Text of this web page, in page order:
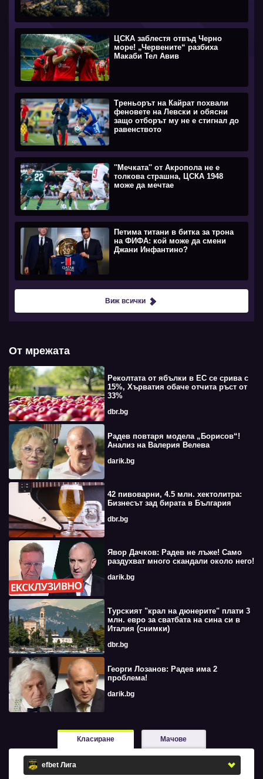
ЦСКА заблестя отвъд Черно
море! „Червените“ разбиха
Макаби Тел Авив
Треньорът на Кайрат похвали
феновете на Левски и обясни
защо отборът му не е стигнал до
равенството
''Мечката'' от Акропола не е
толкова страшна, ЦСКА 1948
може да мечтае
Петима титани в битка за трона
на ФИФА: кой може да смени
Джани Инфантино?
Виж всички
От мрежата
Реколтата от ябълки в ЕС се срива с
15%, Хърватия обаче отчита ръст от
33%
dbr.bg
Радев повтаря модела „Борисов“!
Анализ на Валерия Велева
darik.bg
42 пивоварни, 4.5 млн. хектолитра:
Бизнесът зад бирата в България
dbr.bg
Явор Дачков: Радев не лъже! Само
раздухват много скандали около него!
darik.bg
Турският "крал на дюнерите" плати 3
млн. евро за сватбата на сина си в
Италия (снимки)
dbr.bg
Георги Лозанов: Радев има 2
проблема!
darik.bg
Класиране Мачове